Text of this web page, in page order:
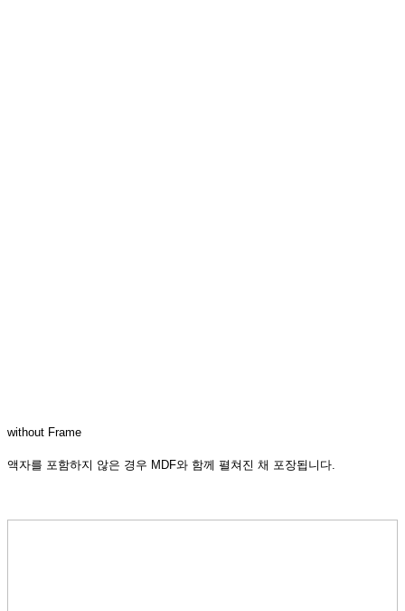
without Frame
액자를 포함하지 않은 경우 MDF와 함께 펼쳐진 채 포장됩니다.